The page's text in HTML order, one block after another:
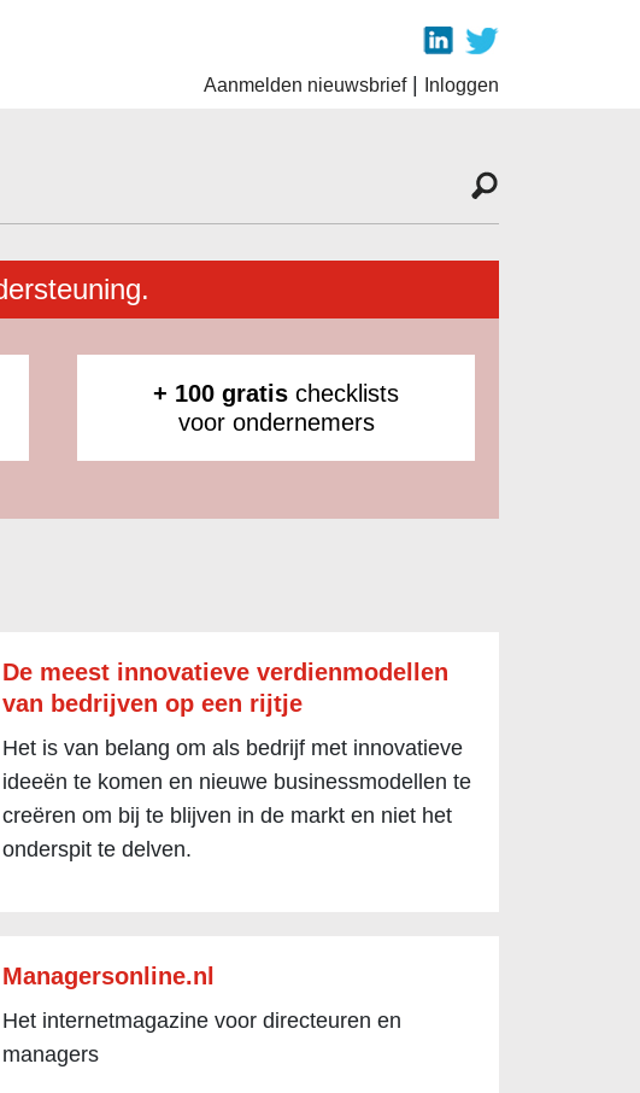
Aanmelden nieuwsbrief| Inloggen
+ 100 gratis checklists
voor ondernemers
De meest innovatieve verdienmodellen
van bedrijven op een rijtje
Het is van belang om als bedrijf met innovatieve
ideeën te komen en nieuwe businessmodellen te
creëren om bij te blijven in de markt en niet het
onderspit te delven.
Managersonline.nl
Het internetmagazine voor directeuren en
managers